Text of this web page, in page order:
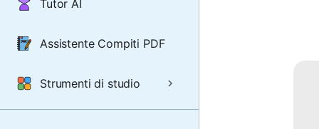
Tutor AI
Assistente Compiti PDF
Strumenti di studio